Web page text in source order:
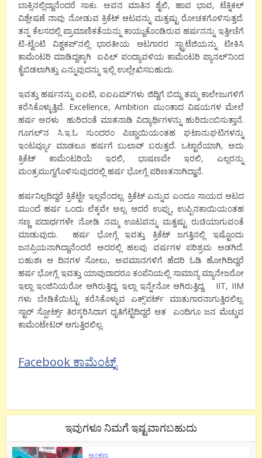
ಬಾಕ್ಸಿನಲ್ಲಿದ್ದಾನೆಂದರೆ ಸಾಕು. ಅವನ ಮಾತಿನ ಶೈಲಿ, ಹಾವ ಭಾವ, ಟೆಕ್ನಿಕಲ್
ವಿಶ್ಲೇಷಣೆ ನಾವು ನೋಡುವ ಕ್ರಿಕೆಟ್ ಆಟವನ್ನು ಮತ್ತಷ್ಟು ರೋಚಕಗೊಳಿಸುತ್ತದೆ.
ತನ್ನ ಕೆಲಸದಲ್ಲಿ ಪ್ರಾಮಾಣಿಕತೆಯನ್ನು ಕಾಯ್ದುಕೊಂಡಿರುವ ಹರ್ಷನನ್ನು ಇತ್ತೀಚೆಗೆ
ಟಿ-ಟ್ವೆಂಟಿ ವಿಶ್ವಕಪ್’ನಲ್ಲಿ ಭಾರತೀಯ ಆಟಗಾರರ ಸ್ಟ್ರಾಟೆಜಿಯನ್ನು ಟೀಕಿಸಿ
ಕಾಮೆಂಟರಿ ಮಾಡಿದ್ದಕ್ಕಾಗಿ ಐಪಿಲ್ ಪಂದ್ಯಾವಳಿಯ ಕಾಮೆಂಟರಿ ಪ್ಯಾನಲ್’ನಿಂದ
ಕೈಬಿಡಲಾಗಿತ್ತು ಎನ್ನುವುದನ್ನು ಇಲ್ಲಿ ಉಲ್ಲೇಖಿಸಬಹುದು.
ಇವತ್ತು ಹರ್ಷನನ್ನು ಐಐಟಿ, ಐಐಎಮ್’ಗಳು ಜಿದ್ದಿಗೆ ಬಿದ್ದು ತಮ್ಮ ಕಾಲೇಜುಗಳಿಗೆ
ಕರೆಸಿಕೊಳ್ಳುತ್ತಿವೆ. Excellence, Ambition ಮುಂತಾದ ವಿಷಯಗಳ ಮೇಲೆ
ಹರ್ಷ ಅರಳು ಹುರಿದಂತೆ ಮಾತನಾಡಿ ವಿದ್ಯಾರ್ಥಿಗಳನ್ನು ಹುರಿದುಂಬಿಸುತ್ತಾನೆ.
ಗೂಗಲ್’ನ ಸಿ.ಇ.ಓ ಸುಂದರಂ ಪಿಚ್ಚಾಯಿಯಂತಹ ಘಟಾನುಘಟಿಗಳನ್ನು
ಇಂಟರ್ವ್ಯೂ ಮಾಡಲೂ ಹರ್ಷಗೆ ಬುಲಾವ್ ಬರುತ್ತದೆ. ಒಟ್ಟಾರೆಯಾಗಿ, ಅದು
ಕ್ರಿಕೆಟ್ ಕಾಮೆಂಟರಿಯೆ ಇರಲಿ, ಭಾಷಣವೇ ಇರಲಿ, ಎಲ್ಲರನ್ನು
ಮಂತ್ರಮುಗ್ದಗೊಳಿಸುವುದರಲ್ಲಿ ಹರ್ಷ ಭೋಗ್ಲೆ ಪರಿಣತನಾಗಿದ್ಡಾನೆ.
ಹರ್ಷನಿಲ್ಲದಿದ್ದರೆ ಕ್ರಿಕೆಟ್ಟೇ ಇಲ್ಲವೆಂದಲ್ಲ. ಕ್ರಿಕೆಟ್ ಎನ್ನುವ ಎಂದೂ ಸಾಯದ ಆಟದ
ಮುಂದೆ ಹರ್ಷ ಒಂದು ಲೆಕ್ಕವೇ ಅಲ್ಲ. ಆದರೆ ಉಪ್ಪು, ಉಪ್ಪಿನಕಾಯಿಯಂತಹ
ಸಣ್ಣ ಪದಾರ್ಥಗಳೇ ನೋಡಿ ನಮ್ಮ ಊಟವನ್ನು ಮತ್ತಷ್ಟು ರುಚಿಯಾಗುವಂತೆ
ಮಾಡುವುದು. ಹರ್ಷ ಭೋಗ್ಲೆ ಇವತ್ತು ಕ್ರಿಕೆಟ್ ಜಗತ್ತಿನಲ್ಲಿ ಇಷ್ಟೊಂದು
ಜನಪ್ರಿಯನಾಗಿದ್ದಾನೆಂದರೆ ಅದರಲ್ಲಿ ಹಲವು ವರ್ಷಗಳ ಪರಿಶ್ರಮ ಅಡಗಿದೆ.
ಬಹುಶಃ ಆ ದಿನಗಳ ಸೋಲು, ಅವಮಾನಗಳಿಗೆ ಹೆದರಿ ಓಡಿ ಹೋಗಿದಿದ್ದರೆ
ಹರ್ಷ ಭೋಗ್ಲೆ ಇವತ್ತು ಯಾವುದಾದರೂ ಕಂಪೆನಿಯಲ್ಲಿ ಸಾಮಾನ್ಯ ಮ್ಯಾನೇಜರೋ
ಇಲ್ಲಾ ಇಂಜಿನಿಯರೋ ಆಗಿರುತ್ತಿದ್ದ. ಇಲ್ಲಾ ಇನ್ನೇನೋ ಆಗಿರುತ್ತಿದ್ದ. IIT, IIM
ಗಳು ಬೇಡಿಕೆಯಿಟ್ಟು ಕರೆಸಿಕೊಳ್ಳುವ ಎಕ್ಸ್’ಪರ್ಟ್ ಮಾತುಗಾರನಾಗುತ್ತಿರಲಿಲ್ಲ.
ಸ್ಟಾರ್ ಸ್ಪೋರ್ಟ್ಸ್ ತಿರಸ್ಕರಿಸಿದಾಗ ಧೃತಿಗೆಟ್ಟಿದಿದ್ದರೆ ಆತ ಎಂದಿಗೂ ಜನ ಮೆಚ್ಚುವ
ಕಾಮೆಂಟೇಟರ್ ಆಗುತ್ತಿರಲಿಲ್ಲ.
Facebook ಕಾಮೆಂಟ್ಸ್
ಇವುಗಳೂ ನಿಮಗೆ ಇಷ್ಟವಾಗಬಹುದು
ಅಂಕಣ